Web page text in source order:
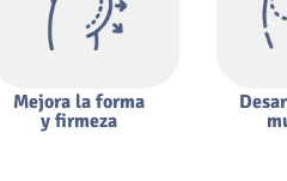
Mejora la forma
y firmeza